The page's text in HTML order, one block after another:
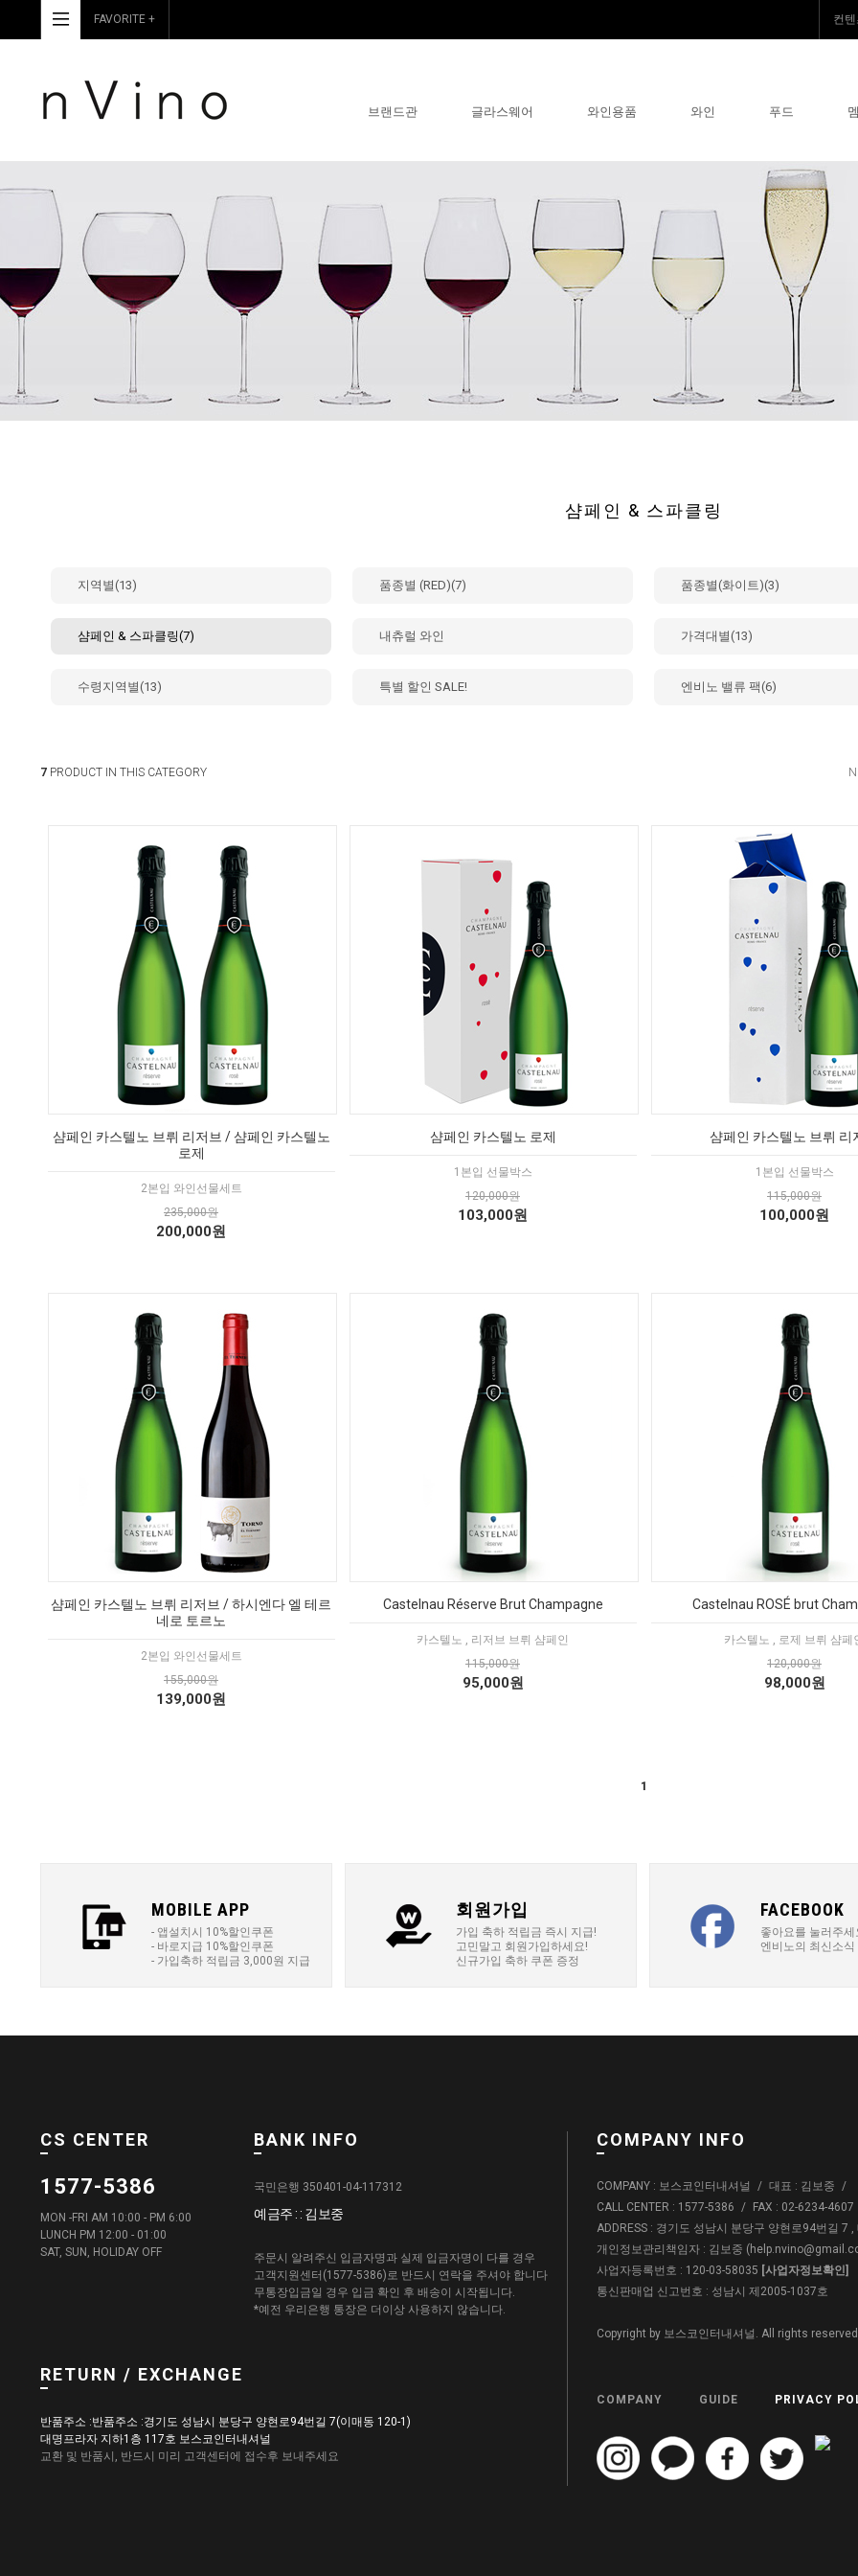
FAVORITE + 컨텐
브랜드관 글라스웨어 와인용품 와인 푸드
샴페인 & 스파클링
지역별(13) 품종별 (RED)(7) 품종별(화이트)(3)
샴페인 & 스파클링(7) 내츄럴 와인 가격대별(13)
수령지역별(13) 특별 할인 SALE! 엔비노 밸류 팩(6)
7 PRODUCT IN THIS CATEGORY
샴페인 카스텔노 브뤼 리저브 / 샴페인 카스텔노
로제
2본입 와인선물세트
235,000원
200,000원
샴페인 카스텔노 로제
1본입 선물박스
120,000원
103,000원
샴페인 카스텔노 브뤼 리
1본입 선물박스
115,000원
100,000원
샴페인 카스텔노 브뤼 리저브 / 하시엔다 엘 테르
네로 토르노
2본입 와인선물세트
155,000원
139,000원
Castelnau Réserve Brut Champagne
카스텔노 , 리저브 브뤼 샴페인
115,000원
95,000원
Castelnau ROSÉ brut
카스텔노 , 로제 브뤼 샴페
120,000원
98,000원
1
MOBILE APP
- 앱설치시 10%할인쿠폰
- 바로지급 10%할인쿠폰
- 가입축하 적립금 3,000원 지급
회원가입
가입 축하 적립금 즉시 지급!
고민말고 회원가입하세요!
신규가입 축하 쿠폰 증정
FACEBOOK
좋아요를 눌러주세
엔비노의 최신소식
CS CENTER
1577-5386
MON -FRI AM 10:00 - PM 6:00
LUNCH PM 12:00 - 01:00
SAT, SUN, HOLIDAY OFF
BANK INFO
국민은행 350401-04-117312
예금주 : : 김보중
주문시 알려주신 입금자명과 실제 입금자명이 다를 경우
고객지원센터(1577-5386)로 반드시 연락을 주셔야 합니다
무통장입금일 경우 입금 확인 후 배송이 시작됩니다.
*예전 우리은행 통장은 더이상 사용하지 않습니다.
RETURN / EXCHANGE
반품주소 :반품주소 :경기도 성남시 분당구 양현로94번길 7(이매동 120-1)
대명프라자 지하1층 117호 보스코인터내셔널
교환 및 반품시, 반드시 미리 고객센터에 접수후 보내주세요
COMPANY INFO
COMPANY : 보스코인터내셔널 / 대표 : 김보중 /
CALL CENTER : 1577-5386 /
FAX : 02-6234-4607
ADDRESS : 경기도 성남시 분당구 양현로94번길 7
개인정보관리책임자 : 김보중 (
사업자등록번호 : 120-03-58035 [사업자정보확인]
통신판매업 신고번호 : 성남시 제2005-1037호
Copyright by 보스코인터내셔널. All rights
COMPANY GUIDE PRIVACY